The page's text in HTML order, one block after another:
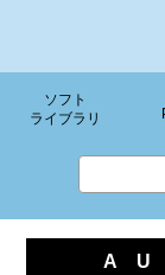
ソフト
ライブラリ